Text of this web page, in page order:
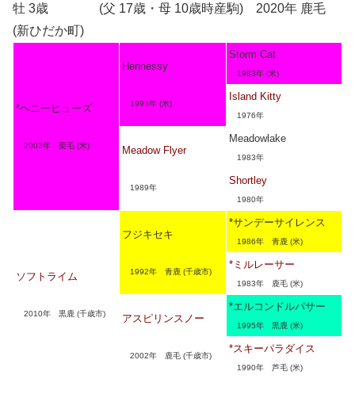
牡 3歳 (父 17歳・母 10歳時産駒) 2020年 鹿毛
(新ひだか町)
*ヘニーヒューズ
2003年 栗毛 (米)
Hennessy
1993年 (米)
Storm Cat
1983年 (米)
Island Kitty
1976年
Meadow Flyer
1989年
Meadowlake
1983年
Shortley
1980年
ソフトライム
2010年 黒鹿 (千歳市)
フジキセキ
1992年 青鹿 (千歳市)
*サンデーサイレンス
1986年 青鹿 (米)
*ミルレーサー
1983年 鹿毛 (米)
アスピリンスノー
2002年 鹿毛 (千歳市)
*エルコンドルパサー
1995年 黒鹿 (米)
*スキーパラダイス
1990年 芦毛 (米)